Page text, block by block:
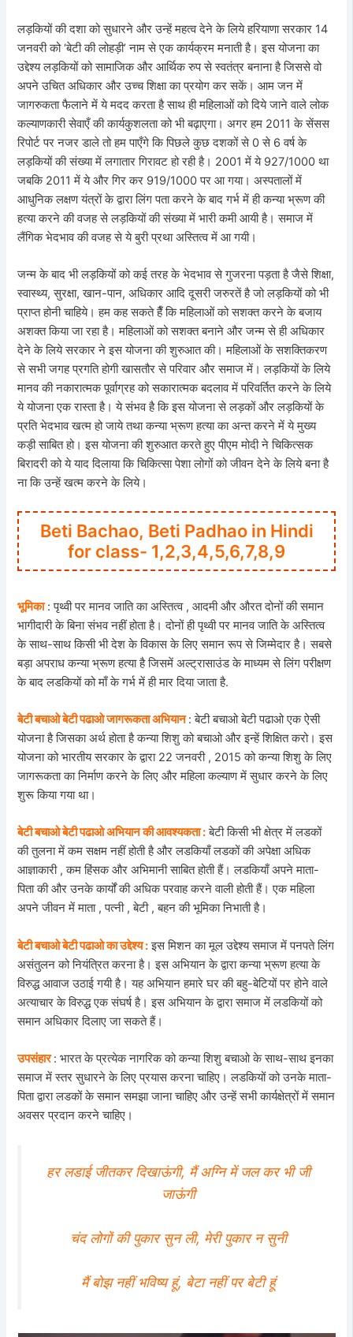
लड़कियों की दशा को सुधारने और उन्हें महत्व देने के लिये हरियाणा सरकार 14
जनवरी को ‘बेटी की लोहड़ी’ नाम से एक कार्यक्रम मनाती है। इस योजना का
उद्देश्य लड़कियों को सामाजिक और आर्थिक रुप से स्वतंत्र बनाना है जिससे वो
अपने उचित अधिकार और उच्च शिक्षा का प्रयोग कर सकें। आम जन में
जागरुकता फैलाने में ये मदद करता है साथ ही महिलाओं को दिये जाने वाले लोक
कल्याणकारी सेवाएँ की कार्यकुशलता को भी बढ़ाएगा। अगर हम 2011 के सेंसस
रिपोर्ट पर नजर डाले तो हम पाएँगे कि पिछले कुछ दशकों से 0 से 6 वर्ष के
लड़कियों की संख्या में लगातार गिरावट हो रही है। 2001 में ये 927/1000 था
जबकि 2011 में ये और गिर कर 919/1000 पर आ गया। अस्पतालों में
आधुनिक लक्षण यंत्रों के द्वारा लिंग पता करने के बाद गर्भ में ही कन्या भ्रूण की
हत्या करने की वजह से लड़कियों की संख्या में भारी कमी आयी है। समाज में
लैंगिक भेदभाव की वजह से ये बुरी प्रथा अस्तित्व में आ गयी।
जन्म के बाद भी लड़कियों को कई तरह के भेदभाव से गुजरना पड़ता है जैसे शिक्षा,
स्वास्थ्य, सुरक्षा, खान-पान, अधिकार आदि दूसरी जरुरतें है जो लड़कियों को भी
प्राप्त होनी चाहिये। हम कह सकते हैँ कि महिलाओं को सशक्त करने के बजाय
अशक्त किया जा रहा है। महिलाओं को सशक्त बनाने और जन्म से ही अधिकार
देने के लिये सरकार ने इस योजना की शुरुआत की। महिलाओं के सशक्तिकरण
से सभी जगह प्रगति होगी खासतौर से परिवार और समाज में। लड़कियों के लिये
मानव की नकारात्मक पूर्वाग्रह को सकारात्मक बदलाव में परिवर्तित करने के लिये
ये योजना एक रास्ता है। ये संभव है कि इस योजना से लड़कों और लड़कियों के
प्रति भेदभाव खत्म हो जाये तथा कन्या भ्रूण हत्या का अन्त करने में ये मुख्य
कड़ी साबित हो। इस योजना की शुरुआत करते हुए पीएम मोदी ने चिकित्सक
बिरादरी को ये याद दिलाया कि चिकित्सा पेशा लोगों को जीवन देने के लिये बना है
ना कि उन्हें खत्म करने के लिये।
Beti Bachao, Beti Padhao in Hindi
for class- 1,2,3,4,5,6,7,8,9
भूमिका : पृथ्वी पर मानव जाति का अस्तित्व , आदमी और औरत दोनों की समान
भागीदारी के बिना संभव नहीं होता है। दोनों ही पृथ्वी पर मानव जाति के अस्तित्व
के साथ-साथ किसी भी देश के विकास के लिए समान रूप से जिम्मेदार है। सबसे
बड़ा अपराध कन्या भ्रूण हत्या है जिसमें अल्ट्रासाउंड के माध्यम से लिंग परीक्षण
के बाद लडकियों को माँ के गर्भ में ही मार दिया जाता है.
बेटी बचाओ बेटी पढाओ जागरूकता अभियान: बेटी बचाओ बेटी पढाओ एक ऐसी
योजना है जिसका अर्थ होता है कन्या शिशु को बचाओ और इन्हें शिक्षित करो। इस
योजना को भारतीय सरकार के द्वारा 22 जनवरी , 2015 को कन्या शिशु के लिए
जागरूकता का निर्माण करने के लिए और महिला कल्याण में सुधार करने के लिए
शुरू किया गया था।
बेटी बचाओ बेटी पढाओ अभियान की आवश्यकता :बेटी किसी भी क्षेत्र में लडकों
की तुलना में कम सक्षम नहीं होती है और लडकियाँ लडकों की अपेक्षा अधिक
आज्ञाकारी , कम हिंसक और अभिमानी साबित होती हैं। लडकियाँ अपने माता-
पिता की और उनके कार्यों की अधिक परवाह करने वाली होती हैं। एक महिला
अपने जीवन में माता , पत्नी , बेटी , बहन की भूमिका निभाती है।
बेटी बचाओ बेटी पढाओ का उद्देश्य :इस मिशन का मूल उद्देश्य समाज में पनपते लिंग
असंतुलन को नियंत्रित करना है। इस अभियान के द्वारा कन्या भ्रूण हत्या के
विरुद्ध आवाज उठाई गयी है। यह अभियान हमारे घर की बहु-बेटियों पर होने वाले
अत्याचार के विरुद्ध एक संघर्ष है। इस अभियान के द्वारा समाज में लडकियों को
समान अधिकार दिलाए जा सकते हैं।
उपसंहार: भारत के प्रत्येक नागरिक को कन्या शिशु बचाओ के साथ-साथ इनका
समाज में स्तर सुधारने के लिए प्रयास करना चाहिए। लडकियों को उनके माता-
पिता द्वारा लडकों के समान समझा जाना चाहिए और उन्हें सभी कार्यक्षेत्रों में समान
अवसर प्रदान करने चाहिए।
हर लडाई जीतकर दिखाऊंगी, मैं अग्नि में जल कर भी जी
जाऊंगी
चंद लोगों की पुकार सुन ली, मेरी पुकार न सुनी
मैं बोझ नहीं भविष्य हूं, बेटा नहीं पर बेटी हूं